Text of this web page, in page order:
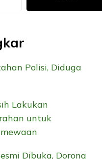
Polisi, Diduga
Lakukan
untuk
Dibuka, Dorong